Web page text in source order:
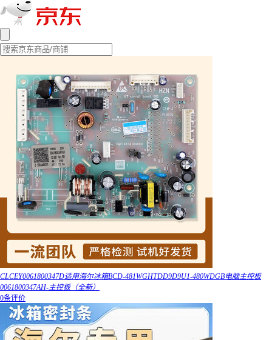
CLCEY0061800347D适用海尔冰箱BCD-481WGHTDD9D9U1-480WDGB电脑主控板
0061800347AH-主控板（全新）
0条评价